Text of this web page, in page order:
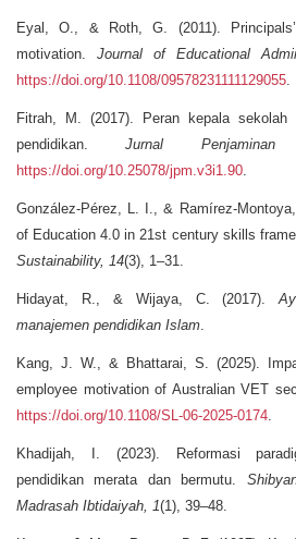
Eyal, O., & Roth, G. (2011).
motivation. Journal of Educational
https://doi.org/10.1108/09578231111129055.
Fitrah, M. (2017). Peran kepala sekolah
pendidikan.Jurnal
https://doi.org/10.25078/jpm.v3i1.90.
González-Pérez, L. I., & Ramírez-
of Education 4.0 in 21st century skills
Sustainability, 14(3), 1–31.
Hidayat, R., & Wijaya, C. (2017).
manajemen pendidikan Islam.
Kang, J. W., & Bhattarai, S. (2025).
employee motivation of Australian VET
https://doi.org/10.1108/SL-06-2025-0174.
Khadijah, I. (2023). Reformasi
pendidikan merata dan bermutu.
Madrasah Ibtidaiyah, 1(1), 39–48.